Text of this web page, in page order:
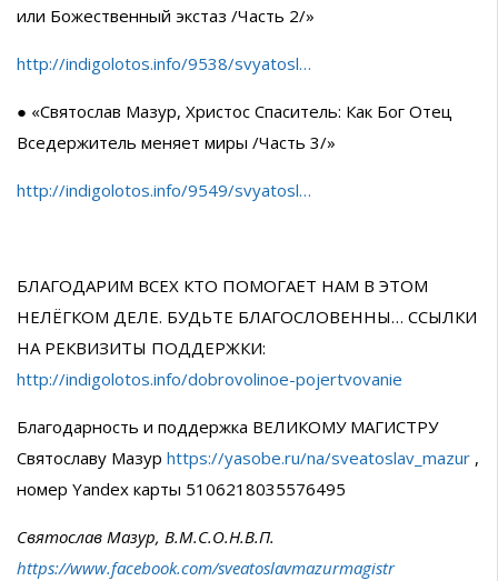
или Божественный экстаз /Часть 2/»‎
http://indigolotos.info/9538/svyatosl…
● «Святослав Мазур, Христос Спаситель: Как Бог Отец
Вседержитель меняет миры /Часть 3/»
http://indigolotos.info/9549/svyatosl…
БЛАГОДАРИМ ВСЕХ КТО ПОМОГАЕТ НАМ В ЭТОМ
НЕЛЁГКОМ ДЕЛЕ. БУДЬТЕ БЛАГОСЛОВЕННЫ… ССЫЛКИ
НА РЕКВИЗИТЫ ПОДДЕРЖКИ:
http://indigolotos.info/dobrovolinoe-pojertvovanie
Благодарность и поддержка ВЕЛИКОМУ МАГИСТРУ
Святославу Мазур https://yasobe.ru/na/sveatoslav_mazur ,
номер Yandex карты 5106218035576495
Святослав Мазур, В.М.С.О.Н.В.П.
https://www.facebook.com/sveatoslavmazurmagistr